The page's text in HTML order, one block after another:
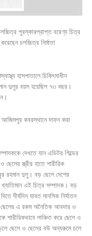
পুরস্কারপ্রাপ্ত বরেণ্য চিত্র
চলচ্চিত্র নির্মাতা
হাসপাতালে চিকিৎসাধীন
দুলুর বয়স হয়েছিল ৭৩ বছর।
আজিমপুর কবরস্থানে দাফন করা
দেখতে যান এডিটর গিল্ডের
স্ত্রীর হাতে শারীরিক
রহমান দুলু। বড় ছেলে দেশের
খ্যাতিমান এই চিত্র সম্পাদক। বড়
দীর্ঘদিন যাবত মানসিক নির্যাতন
এ রকম অনৈতিক আবদার ও
শারীরিকভাবে লাঞ্চিত করে ছেলে ও
ছেলে ও ছেলের বউ অন্যরুমে চলে